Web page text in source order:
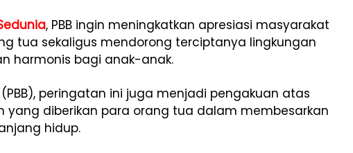
, PBB ingin meningkatkan apresiasi masyarakat
tua sekaligus mendorong terciptanya lingkungan
harmonis bagi anak-anak.
peringatan ini juga menjadi pengakuan atas
yang diberikan para orang tua dalam membesarkan
hidup.